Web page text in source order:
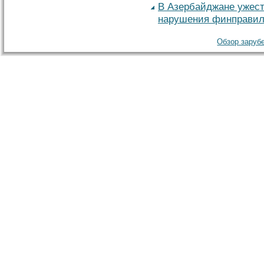
В Азербайджане
нарушения
Обзор